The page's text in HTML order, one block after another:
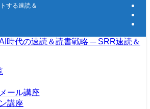
する速読＆高速学習の研究所
ール講座
講座